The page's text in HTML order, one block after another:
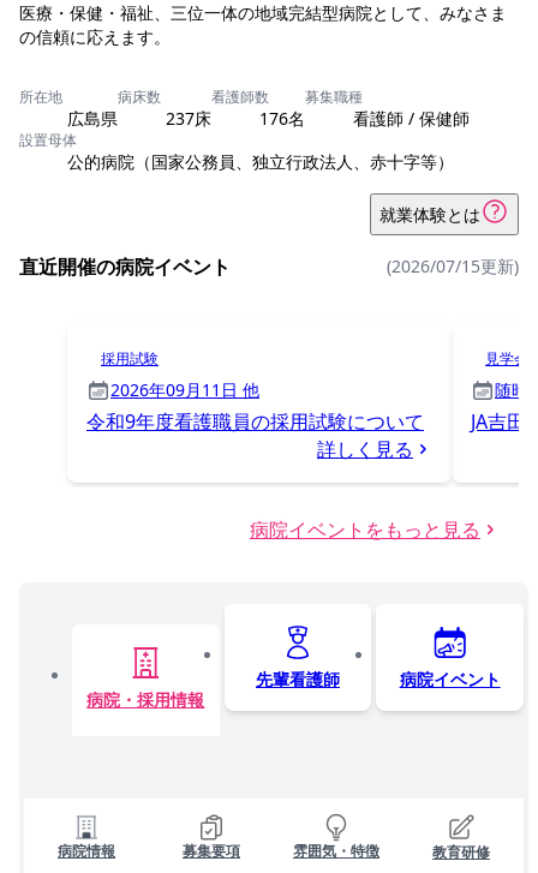
医療・保健・福祉、三位一体の地域完結型病院として、みなさま
の信頼に応えます。
所在地
広島県
病床数
237床
看護師数
176名
募集職種
看護師 / 保健師
設置母体
公的病院（国家公務員、独立行政法人、赤十字等）
就業体験とは
直近開催の病院イベント (2026/07/15更新)
採用試験
2026年09月11日 他
令和9年度看護職員の採用試験について
詳しく見る
見学会
随時
JA吉
病院イベントをもっと見る
病院・採用情報
先輩看護師 病院イベント
病院情報 募集要項 雰囲気・特徴 教育研修